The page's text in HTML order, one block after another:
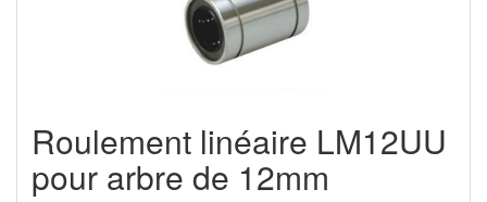
Roulement linéaire LM12UU
pour arbre de 12mm